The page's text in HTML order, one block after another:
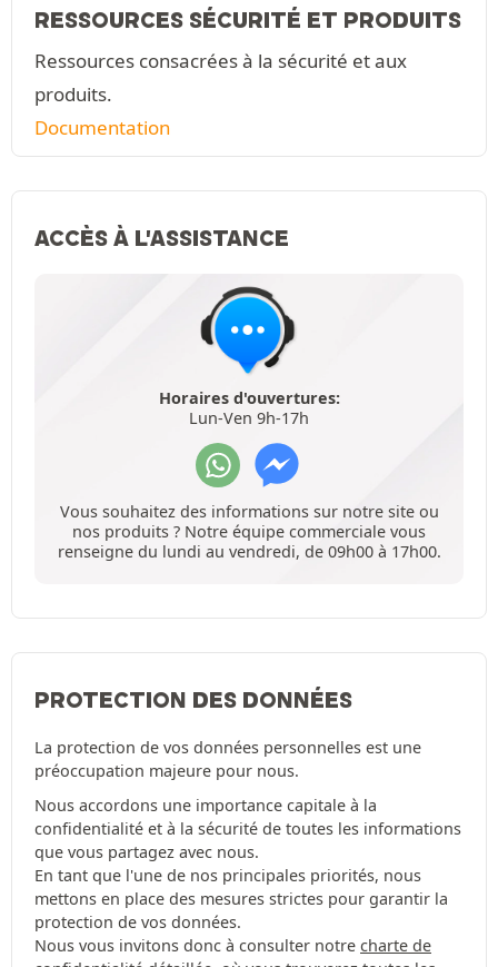
RESSOURCES SÉCURITÉ ET PRODUITS
Ressources consacrées à la sécurité et aux
produits.
Documentation
ACCÈS À L'ASSISTANCE
Horaires d'ouvertures:
Lun-Ven 9h-17h
Vous souhaitez des informations sur notre site ou
nos produits ? Notre équipe commerciale vous
renseigne du lundi au vendredi, de 09h00 à 17h00.
PROTECTION DES DONNÉES
La protection de vos données personnelles est une
préoccupation majeure pour nous.
Nous accordons une importance capitale à la
confidentialité et à la sécurité de toutes les informations
que vous partagez avec nous.
En tant que l'une de nos principales priorités, nous
mettons en place des mesures strictes pour garantir la
protection de vos données.
Nous vous invitons donc à consulter notre charte de